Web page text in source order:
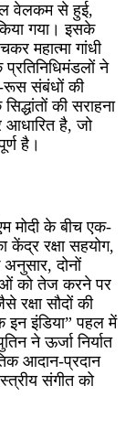
वेलकम से हुई,
गया। इसके
महात्मा गांधी
प्रतिनिधिमंडलों ने
रूस संबंधों की
की सराहना
आधारित है, जो
है।
मोदी के बीच एक-
रक्षा सहयोग,
दोनों
को तेज करने पर
रक्षा सौदों की
इन इंडिया” पहल में
ने ऊर्जा निर्यात
आदान-प्रदान
संगीत को